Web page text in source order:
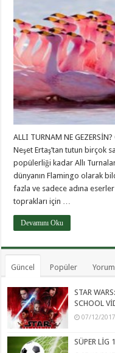
ALLI TURNAM NE
Neşet Ertaş’tan tutun birçok
popülerliği kadar Allı
dünyanın Flamingo olarak
fazla ve sadece adına
toprakları için …
Devamını Oku
Güncel Popüler
STAR
SCHOOL
07/12/2017
SÜPER LİG